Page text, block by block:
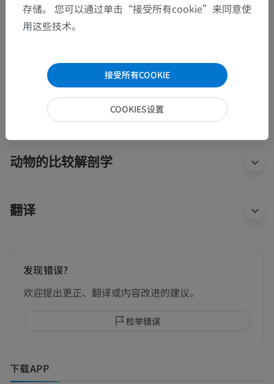
人体解剖学1
底层结构：这个解剖部位没有子结构
动物的比较解剖学
翻译
发现错误？
欢迎提出更正、翻译或内容改进的建议。
检举错误
下载APP
存储。 您可以通过单击“接受所有cookie”来同意使
用这些技术。
接受所有COOKIE
COOKIES设置